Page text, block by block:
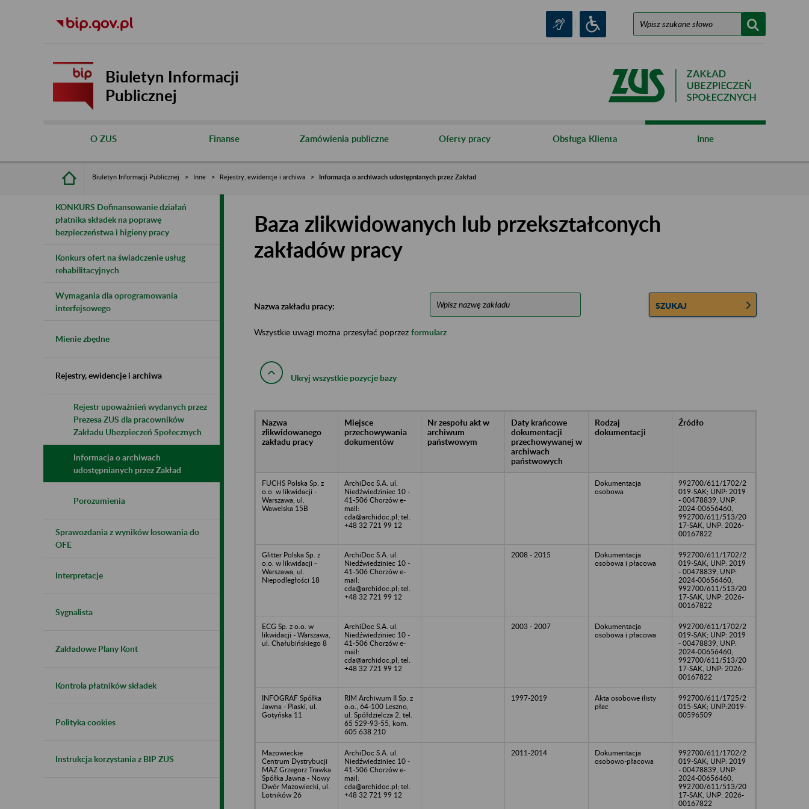
Biuletyn Informacji
Publicznej
O ZUS Finanse Zamówienia publiczne Oferty pracy Obsługa Klienta Inne
Biuletyn Informacji Publicznej Inne Rejestry, ewidencje i archiwa Informacja o archiwach udostępnianych przez Zakład
KONKURS Dofinansowanie działań
płatnika składek na poprawę
bezpieczeństwa i higieny pracy
Konkurs ofert na świadczenie usług
rehabilitacyjnych
Wymagania dla oprogramowania
interfejsowego
Mienie zbędne
Rejestry, ewidencje i archiwa
Rejestr upoważnień wydanych przez
Prezesa ZUS dla pracowników
Zakładu Ubezpieczeń Społecznych
Informacja o archiwach
udostępnianych przez Zakład
Porozumienia
Sprawozdania z wyników losowania do
OFE
Interpretacje
Sygnalista
Zakładowe Plany Kont
Kontrola płatników składek
Polityka cookies
Instrukcja korzystania z BIP ZUS
Baza zlikwidowanych lub przekształconych
zakładów pracy
Nazwa zakładu pracy: SZUKAJ
Wszystkie uwagi można przesyłać poprzez formularz
Ukryj wszystkie pozycje bazy
Nazwa
zlikwidowanego
zakładu pracy
Miejsce
przechowywania
dokumentów
Nr zespołu akt w
archiwum
państwowym
Daty krańcowe
dokumentacji
przechowywanej w
archiwach
państwowych
Rodzaj
dokumentacji
Źródło
FUCHS Polska Sp. z
o.o. w likwidacji -
Warszawa, ul.
Wawelska 15B
ArchiDoc S.A. ul.
Niedźwiedziniec 10 -
41-506 Chorzów e-
mail:
cda@archidoc.pl; tel.
+48 32 721 99 12
Dokumentacja
osobowa
992700/611/1702/2
019-SAK; UNP: 2019
- 00478839, UNP:
2024-00656460,
992700/611/513/20
17-SAK, UNP: 2026-
00167822
Glitter Polska Sp. z
o.o. w likwidacji -
Warszawa, ul.
Niepodległości 18
ArchiDoc S.A. ul.
Niedźwiedziniec 10 -
41-506 Chorzów e-
mail:
cda@archidoc.pl; tel.
+48 32 721 99 12
2008 - 2015
Dokumentacja
osobowa i płacowa
992700/611/1702/2
019-SAK; UNP: 2019
- 00478839, UNP:
2024-00656460,
992700/611/513/20
17-SAK, UNP: 2026-
00167822
ECG Sp. z o.o. w
likwidacji - Warszawa,
ul. Chałubińskiego 8
ArchiDoc S.A. ul.
Niedźwiedziniec 10 -
41-506 Chorzów e-
mail:
cda@archidoc.pl; tel.
+48 32 721 99 12
2003 - 2007
Dokumentacja
osobowa i płacowa
992700/611/1702/2
019-SAK; UNP: 2019
- 00478839, UNP:
2024-00656460,
992700/611/513/20
17-SAK, UNP: 2026-
00167822
INFOGRAF Spółka
Jawna - Piaski, ul.
Gotyńska 11
RIM Archiwum II Sp. z
o.o., 64-100 Leszno,
ul. Spółdzielcza 2, tel.
65 529-93-55, kom.
605 638 210
1997-2019
Akta osobowe ilisty
płac
992700/611/1725/2
015-SAK; UNP:2019-
00596509
Mazowieckie
Centrum Dystrybucji
MAZ Grzegorz Trawka
Spółka Jawna - Nowy
Dwór Mazowiecki, ul.
Lotników 26
ArchiDoc S.A. ul.
Niedźwiedziniec 10 -
41-506 Chorzów e-
mail:
cda@archidoc.pl; tel.
+48 32 721 99 12
2011-2014
Dokumentacja
osobowo-płacowa
992700/611/1702/2
019-SAK; UNP: 2019
- 00478839, UNP:
2024-00656460,
992700/611/513/20
17-SAK, UNP: 2026-
00167822